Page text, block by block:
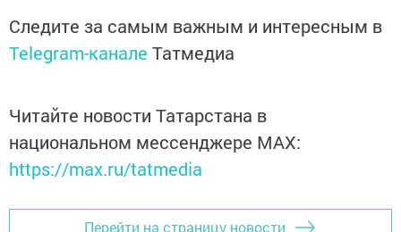
Следите за самым важным и интересным в
Telegram-канале Татмедиа
Читайте новости Татарстана в
национальном мессенджере MАХ:
https://max.ru/tatmedia
Перейти на страницу новости